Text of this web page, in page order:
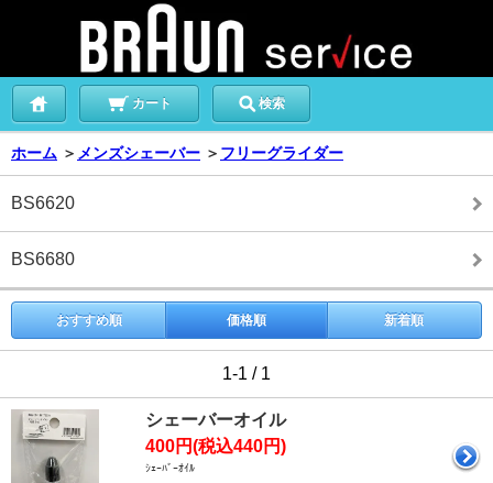
カート 検索
ホーム ＞ メンズシェーバー ＞ フリーグライダー
BS6620
BS6680
おすすめ順 価格順 新着順
1-1 / 1
シェーバーオイル
400円(税込440円)
ｼｪｰﾊﾞｰｵｲﾙ